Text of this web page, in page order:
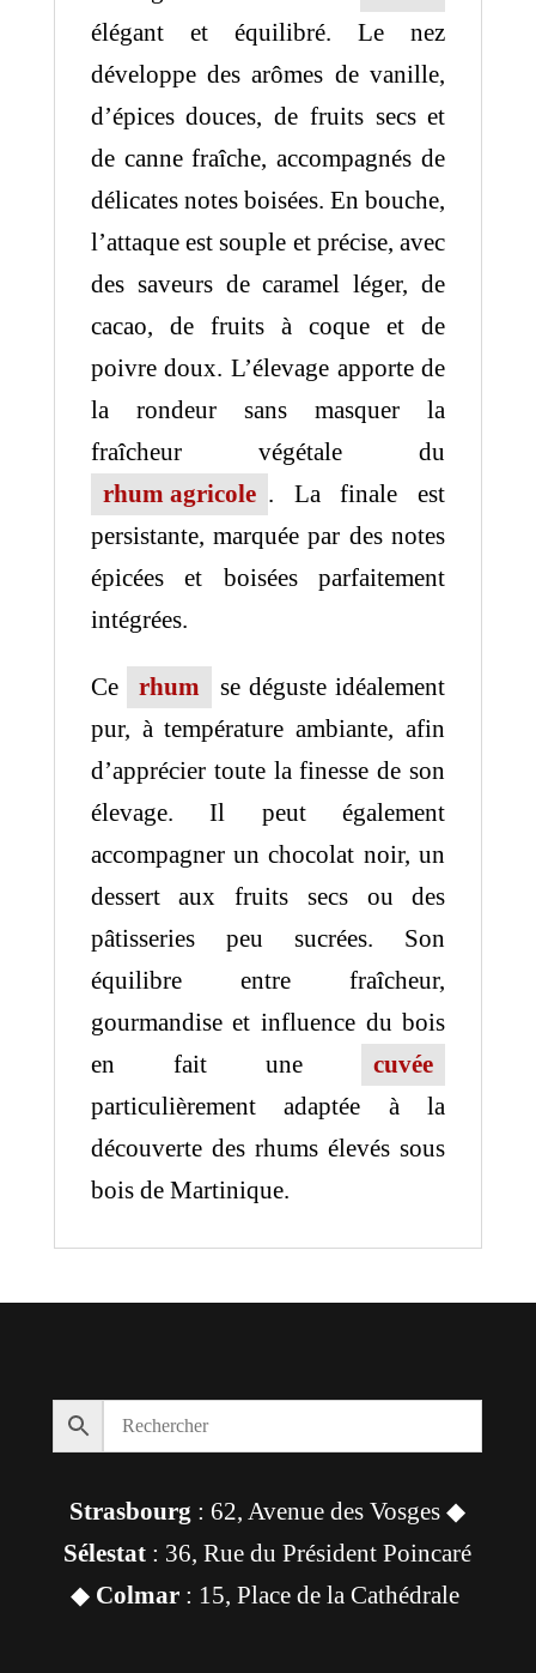
élégant et équilibré. Le nez
développe des arômes de vanille,
d’épices douces, de fruits secs et
de canne fraîche, accompagnés de
délicates notes boisées. En bouche,
l’attaque est souple et précise, avec
des saveurs de caramel léger, de
cacao, de fruits à coque et de
poivre doux. L’élevage apporte de
la rondeur sans masquer la
fraîcheur végétale du
rhum agricole . La finale est
persistante, marquée par des notes
épicées et boisées parfaitement
intégrées.
Ce rhum
se déguste idéalement
pur, à température ambiante, afin
d’apprécier toute la finesse de son
élevage. Il peut également
accompagner un chocolat noir, un
dessert aux fruits secs ou des
pâtisseries peu sucrées. Son
équilibre entre fraîcheur,
gourmandise et influence du bois
en fait une
cuvée
particulièrement adaptée à la
découverte des rhums élevés sous
bois de Martinique.
Strasbourg : 62, Avenue des Vosges ◆
Sélestat : 36, Rue du Président Poincaré
◆ Colmar: 15, Place de la Cathédrale